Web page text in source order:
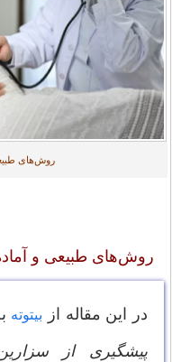
روش‌های
روش‌های طبیعی و
در این مقاله از بیتوته
پیشگیری از